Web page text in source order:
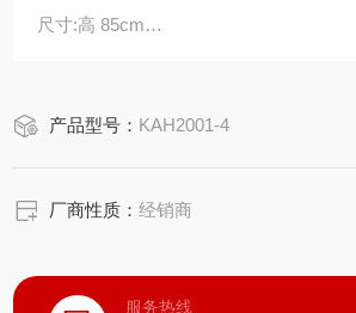
尺寸:高 85cm
尺寸:高 85cm
产品型号： KAH2001-4
厂商性质：经销商
服务热线